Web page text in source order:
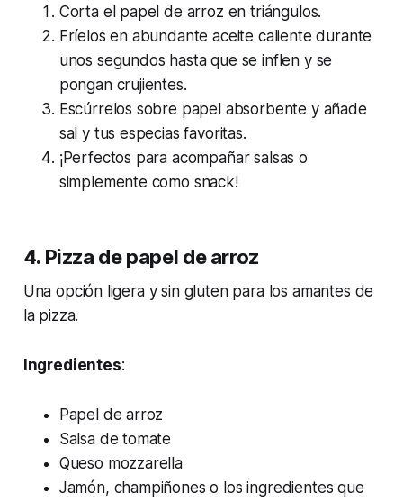
Corta el papel de arroz en triángulos.
Fríelos en abundante aceite caliente durante
unos segundos hasta que se inflen y se
pongan crujientes.
Escúrrelos sobre papel absorbente y añade
sal y tus especias favoritas.
¡Perfectos para acompañar salsas o
simplemente como snack!
4. Pizza de papel de arroz
Una opción ligera y sin gluten para los amantes de
la pizza.
Ingredientes:
Papel de arroz
Salsa de tomate
Queso mozzarella
Jamón, champiñones o los ingredientes que